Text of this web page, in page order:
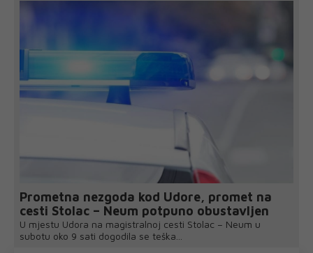
Prometna nezgoda kod Udore, promet na
cesti Stolac – Neum potpuno obustavljen
U mjestu Udora na magistralnoj cesti Stolac – Neum u
subotu oko 9 sati dogodila se teška...